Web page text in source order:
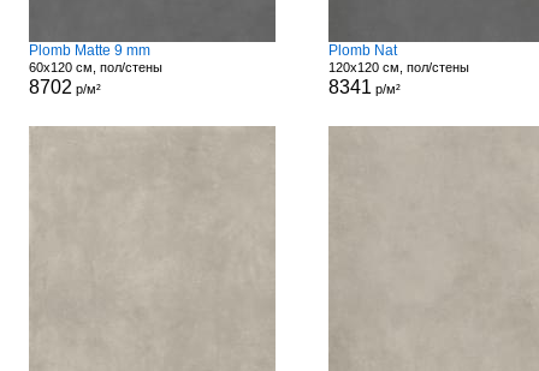
Plomb Matte 9 mm
60x120 см, пол/стены
8702 р/м²
Plomb Nat
120x120 см, пол/стены
8341 р/м²